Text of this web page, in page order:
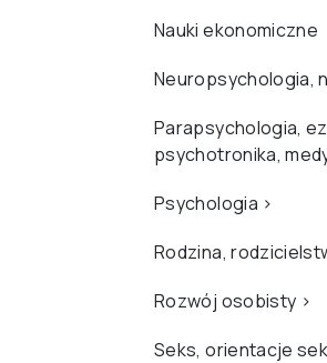
Nauki ekonomiczne
Neuropsychologia,
Parapsychologia,
psychotronika,
Psychologia ›
Rodzina,
Rozwój osobisty ›
Seks, orientacje